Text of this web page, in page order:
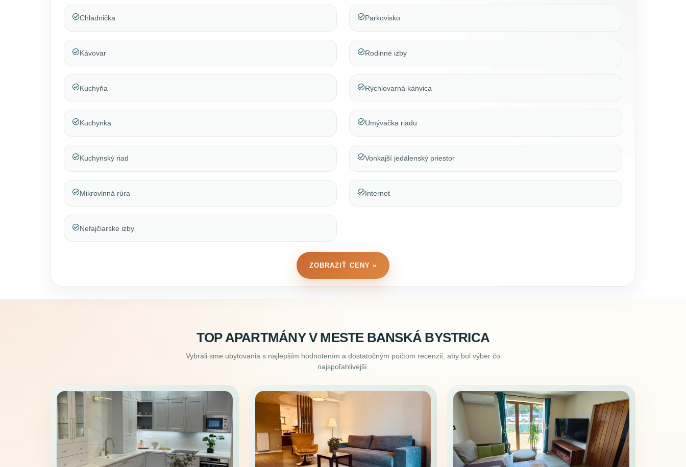
Chladnička
Kávovar
Kuchyňa
Kuchynka
Kuchynský riad
Mikrovlnná rúra
Nefajčiarske izby
Parkovisko
Rodinné izby
Rýchlovarná kanvica
Umývačka riadu
Vonkajší jedálenský priestor
Internet
ZOBRAZIŤ CENY »
TOP APARTMÁNY V MESTE BANSKÁ BYSTRICA
Vybrali sme ubytovania s najlepším hodnotením a dostatočným počtom recenzií, aby bol výber čo
najspoľahlivejší.